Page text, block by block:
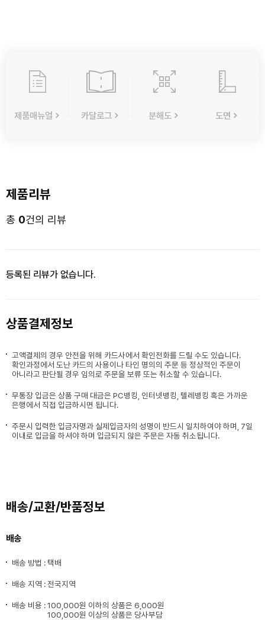
제품매뉴얼 카달로그 분해도 도면
제품리뷰
총 0건의 리뷰
등록된 리뷰가 없습니다.
상품결제정보
고액결제의 경우 안전을 위해 카드사에서 확인전화를 드릴 수도 있습니다.
확인과정에서 도난 카드의 사용이나 타인 명의의 주문 등 정상적인 주문이
아니라고 판단될 경우 임의로 주문을 보류 또는 취소할 수 있습니다.
무통장 입금은 상품 구매 대금은 PC뱅킹, 인터넷뱅킹, 텔레뱅킹 혹은 가까운
은행에서 직접 입금하시면 됩니다.
주문시 입력한 입금자명과 실제입금자의 성명이 반드시 일치하여야 하며, 7일
이내로 입금을 하셔야 하며 입금되지 않은 주문은 자동 취소됩니다.
배송/교환/반품정보
배송
배송 방법 : 택배
배송 지역 : 전국지역
배송 비용 :100,000원 이하의 상품은 6,000원
100,000원 이상의 상품은 당사부담